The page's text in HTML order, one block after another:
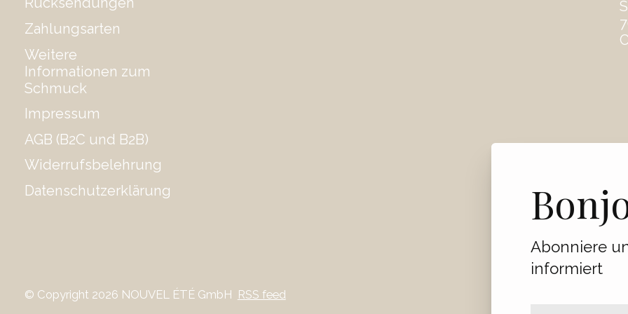
Zahlungsarten
Weitere
Informationen zum
Schmuck
Impressum
AGB (B2C und B2B)
Widerrufsbelehrung
Datenschutzerklärung
© Copyright 2026 NOUVEL ÉTÉ GmbH RSS feed
Abonniere
informiert